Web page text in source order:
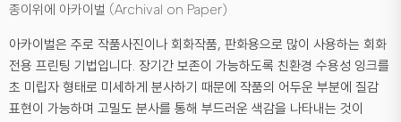
종이위에 아카이벌 (Archival on Paper)
아카이벌은 주로 작품사진이나 회화작품, 판화용으로 많이 사용하는 회화
전용 프린팅 기법입니다. 장기간 보존이 가능하도록 친환경 수용성 잉크를
초 미립자 형태로 미세하게 분사하기 때문에 작품의 어두운 부분에 질감
표현이 가능하며 고밀도 분사를 통해 부드러운 색감을 나타내는 것이